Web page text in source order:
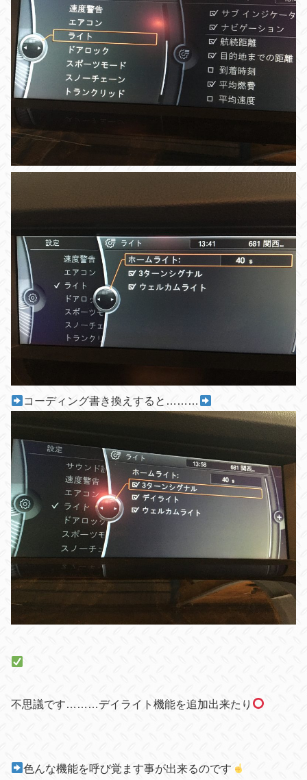
コーディング書き換えすると………
不思議です………デイライト機能を追加出来たり
色んな機能を呼び覚ます事が出来るのです